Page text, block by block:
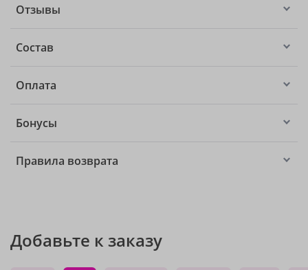
Отзывы
Состав
Оплата
Бонусы
Правила возврата
Добавьте к заказу